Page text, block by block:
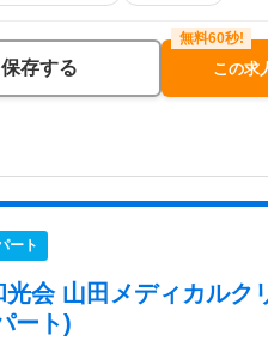
保存する この求
ート
光会 山田メディカルク
ート)